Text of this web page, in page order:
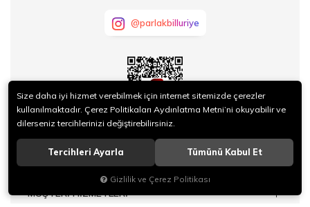
@parlakbilluriye
KURUMSAL
SİPARİŞ
MÜŞTERİ HİZMETLERİ
Size daha iyi hizmet verebilmek için internet sitemizde çerezler
kullanılmaktadır. Çerez Politikaları Aydınlatma Metni’ni okuyabilir ve
dilerseniz tercihlerinizi değiştirebilirsiniz.
Tercihleri Ayarla Tümünü Kabul Et
Gizlilik ve Çerez Politikası